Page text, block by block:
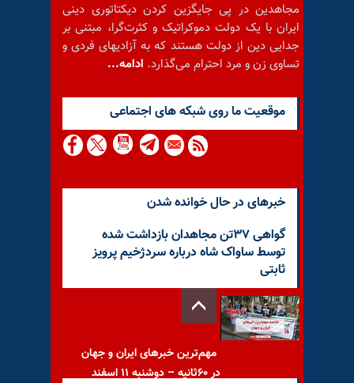
مجاهدین در پی جایگزین کردن دیکتاتوری دینی
ایران با یک دولت دموکراتیک و کثرت‌گرا، مبتنی بر
جدایی دین از دولت هستند که به آزادیهای فردی و
تساوی زن و مرد احترام می‌گذارد. ادامه...
موقعيت ما روى شبكه هاى اجتماعى
خبرهای در حال خوانده شدن
گواهی ۳۷تن مجاهدان بازداشت شده
توسط ساواک شاه درباره سردژخیم پرویز
ثابتی
مهم‌ترین خبرهای ایران و جهان
در ۶۰ثانیه – دوشنبه ۱۱ اسفند